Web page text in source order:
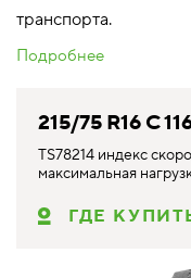
транспорта.
Подробнее
215/75 R16 C
TS78214 индекс
максимальная
ГДЕ